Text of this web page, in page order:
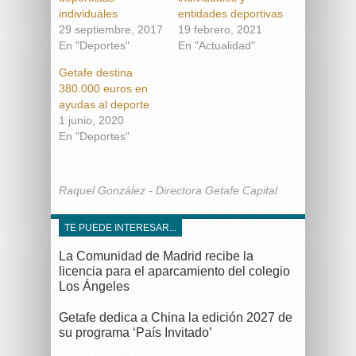
individuales
29 septiembre, 2017
En "Deportes"
entidades deportivas
19 febrero, 2021
En "Actualidad"
Getafe destina
380.000 euros en
ayudas al deporte
1 junio, 2020
En "Deportes"
Raquel González - Directora Getafe Capital
TE PUEDE INTERESAR...
La Comunidad de Madrid recibe la
licencia para el aparcamiento del colegio
Los Ángeles
Getafe dedica a China la edición 2027 de
su programa ‘País Invitado’